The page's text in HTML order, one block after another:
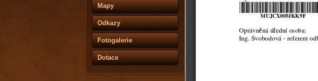
Mapy
Odkazy
Fotogalerie
Dotace